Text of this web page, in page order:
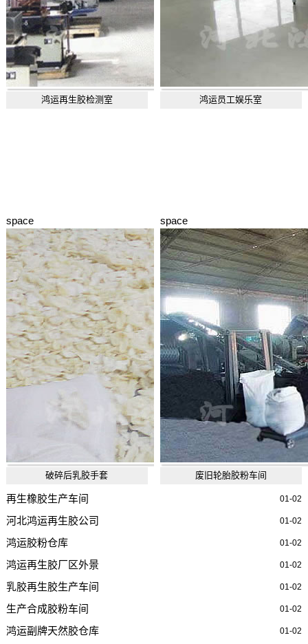
鸿运再生胶检测室 鸿运员工娱乐室
space
破碎后乳胶手套
space
废旧轮胎胶粉车间
01-02
再生橡胶生产车间
01-02
河北鸿运再生胶公司
01-02
鸿运胶粉仓库
01-02
鸿运再生胶厂区外景
01-02
乳胶再生胶生产车间
01-02
生产合成胶粉车间
01-02
鸿运副牌天然胶仓库